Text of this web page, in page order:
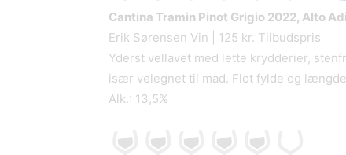
Cantina Tramin Pinot Grigio 2022, Alto
Erik Sørensen Vin | 125 kr. Tilbudspris
Yderst vellavet med lette krydderier,
især velegnet til mad. Flot fylde og
Alk.: 13,5%